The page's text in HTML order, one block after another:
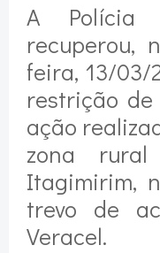
A Polícia
recuperou,
feira, 13/03/
restrição
ação
zona
Itagimirim,
trevo de
Veracel.